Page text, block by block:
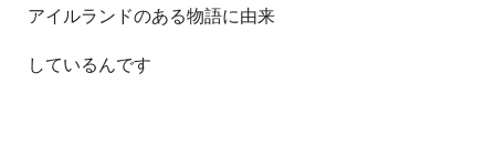
アイルランドのある物語に由来
しているんです